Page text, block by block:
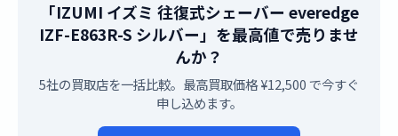
「IZUMI イズミ 往復式シェーバー everedge
IZF-E863R-S シルバー」を最高値で売りませ
んか？
5社の買取店を一括比較。最高買取価格 ¥12,500 で今すぐ
申し込めます。